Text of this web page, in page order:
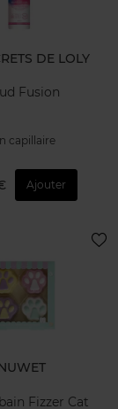
DE LOLY
Fusion
capillaire
Ajouter
Fizzer Cat